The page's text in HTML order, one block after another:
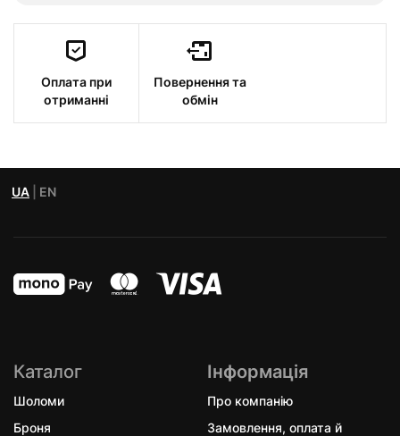
Оплата при
отриманні
Повернення та
обмін
UA EN
Каталог
Шоломи
Броня
Інформація
Про компанію
Замовлення, оплата й